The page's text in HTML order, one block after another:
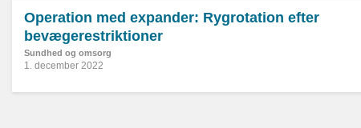
Operation med expander: Rygrotation efter
bevægerestriktioner
Sundhed og omsorg
1. december 2022